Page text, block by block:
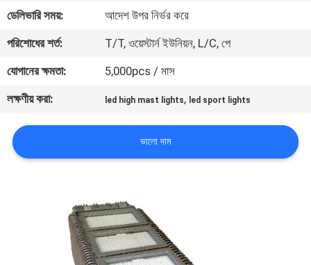
যোগাযোগ
করুন
জন্য
আবেদন
ডেলিভারি সময়:
আদেশ উপর নির্ভর করে
পরিশোধের শর্ত:
T/T, ওয়েস্টার্ন ইউনিয়ন, L/C, পে
যোগানের ক্ষমতা:
5,000pcs / মাস
লক্ষণীয় করা:
led high mast lights, led sport lights
ভালো দাম